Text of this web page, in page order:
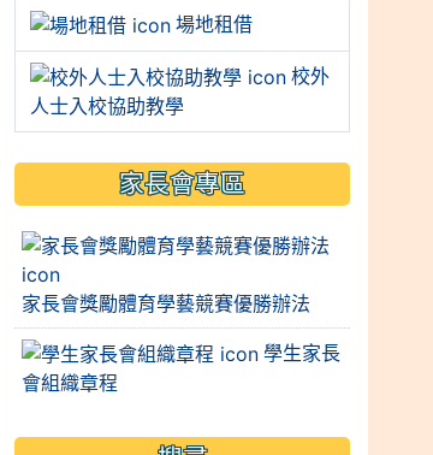
場地租借
校外
人士入校協助教學
家長會專區
家長會獎勵體育學藝競賽優勝辦法
學生家長
會組織章程